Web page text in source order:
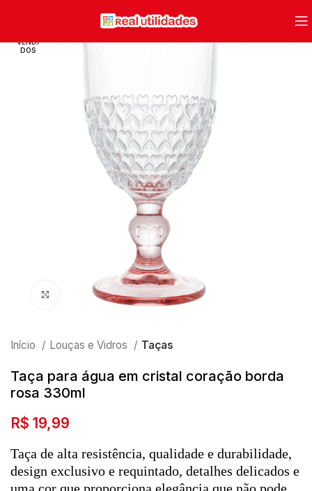
VENDI
DOS
Clique para ampliar
Início Louças e Vidros Taças
Taça para água em cristal coração borda
rosa 330ml
R$ 19,99
Taça de alta resistência, qualidade e durabilidade,
design exclusivo e requintado, detalhes delicados e